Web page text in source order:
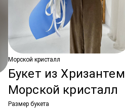
Морской кристалл
Букет из Хризантем
Морской кристалл
Размер букета